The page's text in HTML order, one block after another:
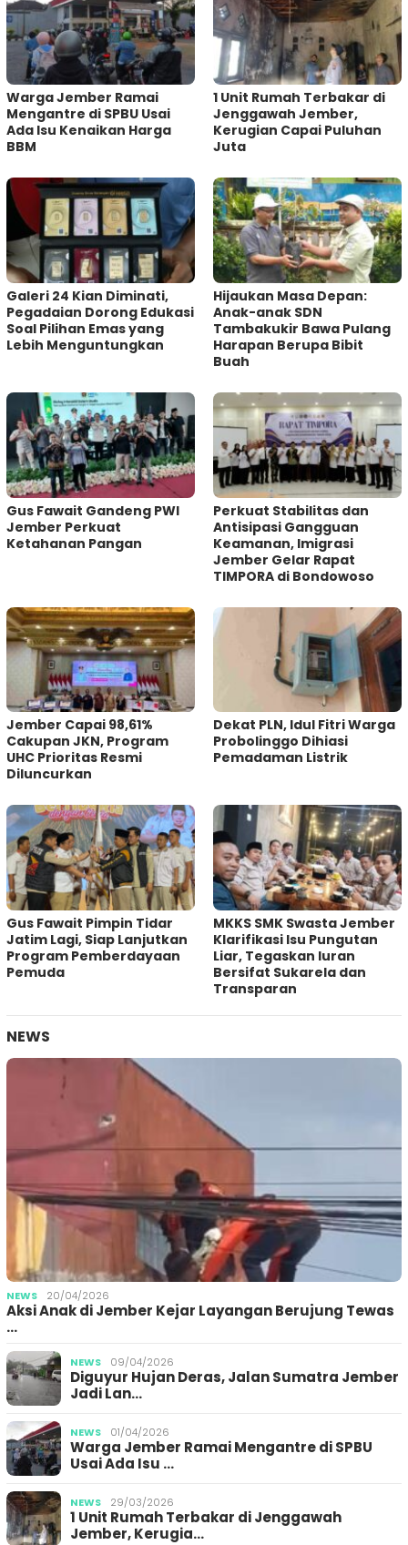
Warga Jember Ramai
Mengantre di SPBU Usai
Ada Isu Kenaikan Harga
BBM
1 Unit Rumah Terbakar di
Jenggawah Jember,
Kerugian Capai Puluhan
Juta
Galeri 24 Kian Diminati,
Pegadaian Dorong Edukasi
Soal Pilihan Emas yang
Lebih Menguntungkan
Hijaukan Masa Depan:
Anak-anak SDN
Tambakukir Bawa Pulang
Harapan Berupa Bibit
Buah
Gus Fawait Gandeng PWI
Jember Perkuat
Ketahanan Pangan
Perkuat Stabilitas dan
Antisipasi Gangguan
Keamanan, Imigrasi
Jember Gelar Rapat
TIMPORA di Bondowoso
Jember Capai 98,61%
Cakupan JKN, Program
UHC Prioritas Resmi
Diluncurkan
Dekat PLN, Idul Fitri Warga
Probolinggo Dihiasi
Pemadaman Listrik
Gus Fawait Pimpin Tidar
Jatim Lagi, Siap Lanjutkan
Program Pemberdayaan
Pemuda
MKKS SMK Swasta Jember
Klarifikasi Isu Pungutan
Liar, Tegaskan Iuran
Bersifat Sukarela dan
Transparan
NEWS
NEWS 20/04/2026
Aksi Anak di Jember Kejar Layangan Berujung Tewas
…
NEWS 09/04/2026
Diguyur Hujan Deras, Jalan Sumatra Jember
Jadi Lan…
NEWS 01/04/2026
Warga Jember Ramai Mengantre di SPBU
Usai Ada Isu …
NEWS 29/03/2026
1 Unit Rumah Terbakar di Jenggawah
Jember, Kerugia…